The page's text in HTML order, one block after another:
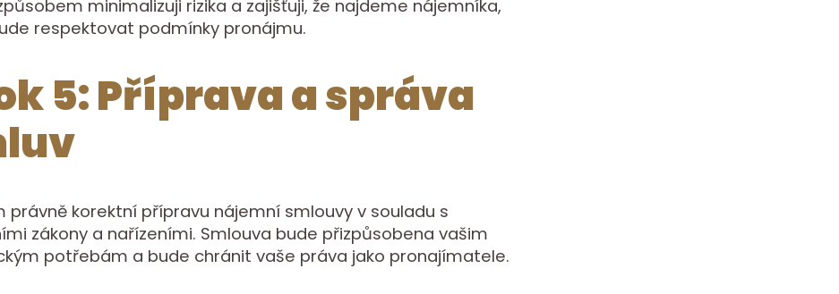
minimalizuji rizika a zajišťuji, že najdeme nájemníka,
respektovat podmínky pronájmu.
5: Příprava a správa
právně korektní přípravu nájemní smlouvy v souladu s
zákony a nařízeními. Smlouva bude přizpůsobena vašim
potřebám a bude chránit vaše práva jako pronajímatele.